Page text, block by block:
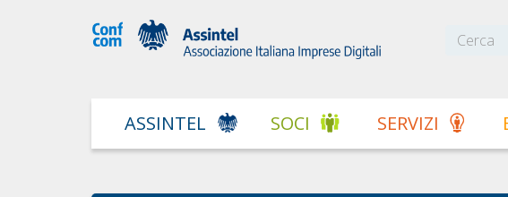
ASSINTEL SOCI SERVIZI